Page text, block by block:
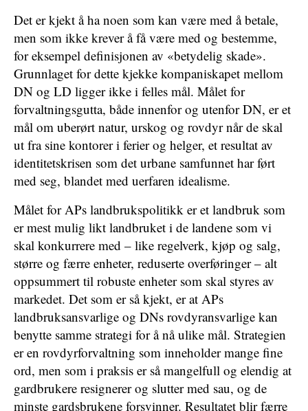
Det er kjekt å ha noen som kan være med å betale,
men som ikke krever å få være med og bestemme,
for eksempel definisjonen av «betydelig skade».
Grunnlaget for dette kjekke kompaniskapet mellom
DN og LD ligger ikke i felles mål. Målet for
forvaltningsgutta, både innenfor og utenfor DN, er et
mål om uberørt natur, urskog og rovdyr når de skal
ut fra sine kontorer i ferier og helger, et resultat av
identitetskrisen som det urbane samfunnet har ført
med seg, blandet med uerfaren idealisme.
Målet for APs landbrukspolitikk er et landbruk som
er mest mulig likt landbruket i de landene som vi
skal konkurrere med – like regelverk, kjøp og salg,
større og færre enheter, reduserte overføringer – alt
oppsummert til robuste enheter som skal styres av
markedet. Det som er så kjekt, er at APs
landbruksansvarlige og DNs rovdyransvarlige kan
benytte samme strategi for å nå ulike mål. Strategien
er en rovdyrforvaltning som inneholder mange fine
ord, men som i praksis er så mangelfull og elendig at
gardbrukere resignerer og slutter med sau, og de
minste gardsbrukene forsvinner. Resultatet blir færre